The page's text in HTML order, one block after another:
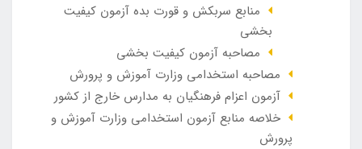
منابع سربکش و قورت بده آزمون کیفیت
بخشی
مصاحبه آزمون کیفیت بخشی
مصاحبه استخدامی وزارت آموزش و پرورش
آزمون اعزام فرهنگیان به مدارس خارج از کشور
خلاصه منابع آزمون استخدامی وزارت آموزش و
پرورش